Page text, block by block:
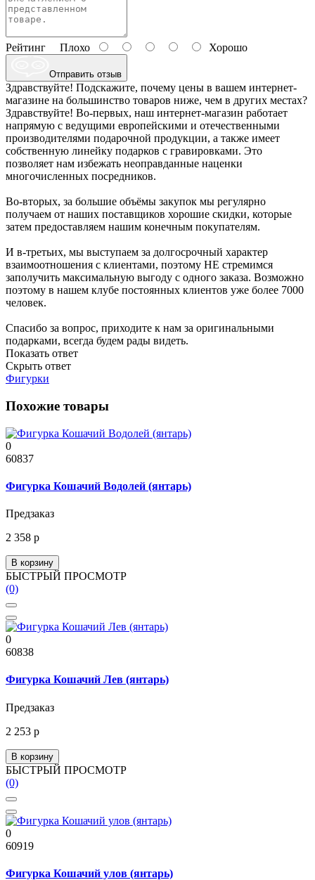
Рейтинг Плохо Хорошо
Отправить отзыв
Здравствуйте! Подскажите, почему цены в вашем интернет-
магазине на большинство товаров ниже, чем в других местах?
Здравствуйте! Во-первых, наш интернет-магазин работает
напрямую с ведущими европейскими и отечественными
производителями подарочной продукции, а также имеет
собственную линейку подарков с гравировками. Это
позволяет нам избежать неоправданные наценки
многочисленных посредников.
Во-вторых, за большие объёмы закупок мы регулярно
получаем от наших поставщиков хорошие скидки, которые
затем предоставляем нашим конечным покупателям.
И в-третьих, мы выступаем за долгосрочный характер
взаимоотношения с клиентами, поэтому НЕ стремимся
заполучить максимальную выгоду с одного заказа. Возможно
поэтому в нашем клубе постоянных клиентов уже более 7000
человек.
Спасибо за вопрос, приходите к нам за оригинальными
подарками, всегда будем рады видеть.
Показать ответ
Скрыть ответ
Фигурки
Похожие товары
0
60837
Фигурка Кошачий Водолей (янтарь)
Предзаказ
2 358 р
В корзину
БЫСТРЫЙ ПРОСМОТР
(0)
0
60838
Фигурка Кошачий Лев (янтарь)
Предзаказ
2 253 р
В корзину
БЫСТРЫЙ ПРОСМОТР
(0)
0
60919
Фигурка Кошачий улов (янтарь)